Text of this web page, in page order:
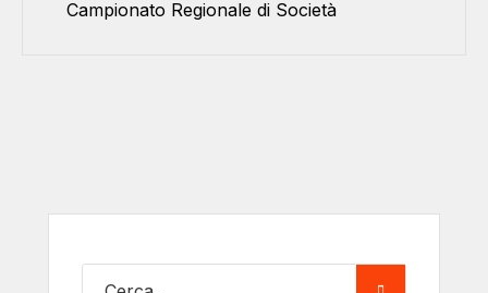
Campionato Regionale di Società